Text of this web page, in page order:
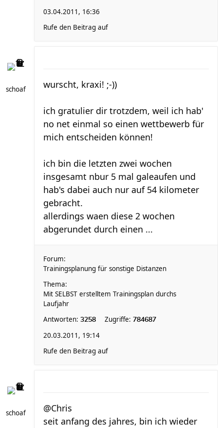
03.04.2011, 16:36
Rufe den Beitrag auf
schoaf wurscht, kraxi! ;-))
ich gratulier dir trotzdem, weil ich hab'
no net einmal so einen wettbewerb für
mich entscheiden können!
ich bin die letzten zwei wochen
insgesamt nbur 5 mal galeaufen und
hab's dabei auch nur auf 54 kilometer
gebracht.
allerdings waen diese 2 wochen
abgerundet durch einen ...
Forum:
Trainingsplanung für sonstige Distanzen
Thema:
Mit SELBST erstelltem Trainingsplan durchs
Laufjahr
Antworten: 3258 Zugriffe: 784687
20.03.2011, 19:14
Rufe den Beitrag auf
schoaf
@Chris
seit anfang des jahres, bin ich wieder